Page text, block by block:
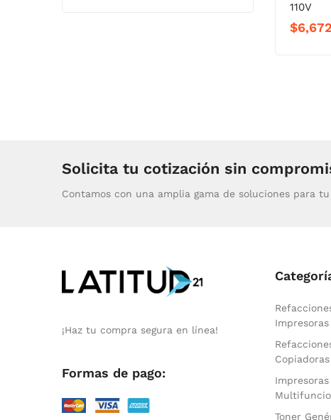
110V
$
Solicita tu cotización sin
Contamos con una amplia gama de soluciones para
¡Haz tu compra segura en línea!
Formas de pago:
Impresoras
Copiadoras
Impresoras
Toner